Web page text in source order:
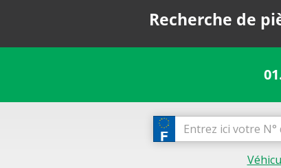
Recherche de